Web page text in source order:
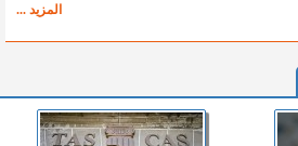
المزيد ...